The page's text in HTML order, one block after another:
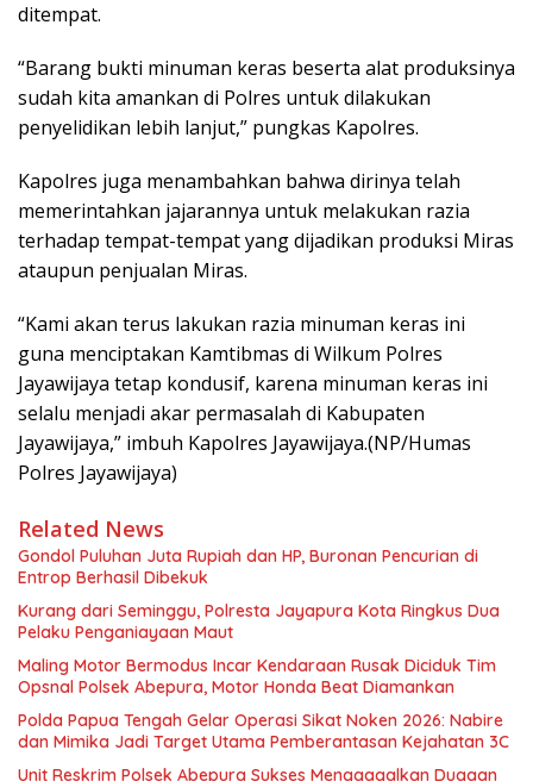
ditempat.
“Barang bukti minuman keras beserta alat produksinya
sudah kita amankan di Polres untuk dilakukan
penyelidikan lebih lanjut,” pungkas Kapolres.
Kapolres juga menambahkan bahwa dirinya telah
memerintahkan jajarannya untuk melakukan razia
terhadap tempat-tempat yang dijadikan produksi Miras
ataupun penjualan Miras.
“Kami akan terus lakukan razia minuman keras ini
guna menciptakan Kamtibmas di Wilkum Polres
Jayawijaya tetap kondusif, karena minuman keras ini
selalu menjadi akar permasalah di Kabupaten
Jayawijaya,” imbuh Kapolres Jayawijaya.(NP/Humas
Polres Jayawijaya)
Related News
Gondol Puluhan Juta Rupiah dan HP, Buronan Pencurian di
Entrop Berhasil Dibekuk
Kurang dari Seminggu, Polresta Jayapura Kota Ringkus Dua
Pelaku Penganiayaan Maut
Maling Motor Bermodus Incar Kendaraan Rusak Diciduk Tim
Opsnal Polsek Abepura, Motor Honda Beat Diamankan
Polda Papua Tengah Gelar Operasi Sikat Noken 2026: Nabire
dan Mimika Jadi Target Utama Pemberantasan Kejahatan 3C
Unit Reskrim Polsek Abepura Sukses Menggagalkan Dugaan